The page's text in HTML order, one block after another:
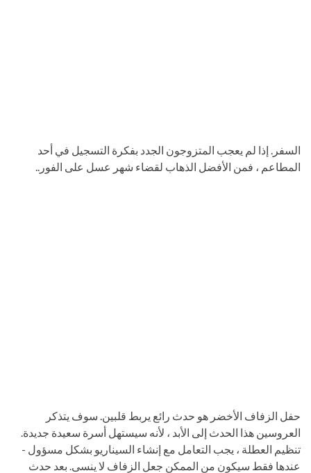
السفر. إذا لم يعجب المتزوجون الجدد بفكرة التسجيل في أحد
المطاعم ، فمن الأفضل الذهاب لقضاء شهر عسل على الفور..
حفل الزفاف الأخضر هو حدث رائع يربط قلبين. سوف يتذكر
العروسين هذا الحدث إلى الأبد ، لأنه سيستهل أسرة سعيدة جديدة.
تنظيم العطلة ، يجب التعامل مع إنشاء السيناريو بشكل مسؤول -
عندها فقط سيكون من الممكن جعل الزفاف لا ينسى. بعد حدث